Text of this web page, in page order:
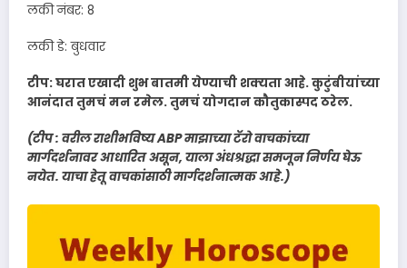
लकी नंबर: 8
लकी डे: बुधवार
टीप: घरात एखादी शुभ बातमी येण्याची शक्यता आहे. कुटुंबीयांच्या
आनंदात तुमचं मन रमेल. तुमचं योगदान कौतुकास्पद ठरेल.
(टीप : वरील राशीभविष्य ABP माझाच्या टॅरो वाचकांच्या
मार्गदर्शनावर आधारित असून, याला अंधश्रद्धा समजून निर्णय घेऊ
नयेत. याचा हेतू वाचकांसाठी मार्गदर्शनात्मक आहे.)